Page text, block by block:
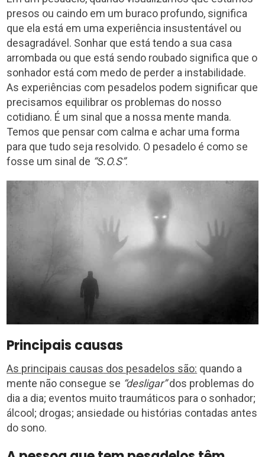
presos ou caindo em um buraco profundo, significa
que ela está em uma experiência insustentável ou
desagradável. Sonhar que está tendo a sua casa
arrombada ou que está sendo roubado significa que o
sonhador está com medo de perder a instabilidade.
As experiências com pesadelos podem significar que
precisamos equilibrar os problemas do nosso
cotidiano. É um sinal que a nossa mente manda.
Temos que pensar com calma e achar uma forma
para que tudo seja resolvido. O pesadelo é como se
fosse um sinal de “S.O.S”.
Principais causas
As principais causas dos pesadelos são: quando a
mente não consegue se “desligar”dos problemas do
dia a dia; eventos muito traumáticos para o sonhador;
álcool; drogas; ansiedade ou histórias contadas antes
do sono.